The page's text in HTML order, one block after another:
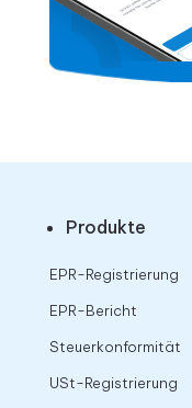
Produkte
EPR-Registrierung
EPR-Bericht
Steuerkonformität
USt-Registrierung